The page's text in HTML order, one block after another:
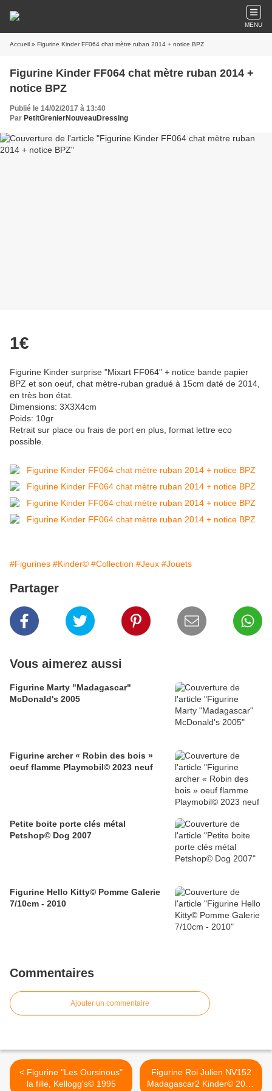
MENU
Accueil » Figurine Kinder FF064 chat mètre ruban 2014 + notice BPZ
Figurine Kinder FF064 chat mètre ruban 2014 +
notice BPZ
Publié le 14/02/2017 à 13:40
Par PetitGrenierNouveauDressing
1€
Figurine Kinder surprise "Mixart FF064" + notice bande papier
BPZ et son oeuf, chat mètre-ruban gradué à 15cm daté de 2014,
en très bon état.
Dimensions: 3X3X4cm
Poids: 10gr
Retrait sur place ou frais de port en plus, format lettre eco
possible.
#Figurines #Kinder© #Collection #Jeux #Jouets
Partager
Vous aimerez aussi
Figurine Marty "Madagascar"
McDonald's 2005
Figurine archer « Robin des bois »
oeuf flamme Playmobil© 2023 neuf
Petite boite porte clés métal
Petshop© Dog 2007
Figurine Hello Kitty© Pomme Galerie
7/10cm - 2010
Commentaires
Ajouter un commentaire
< Figurine "Les Oursinous"
la fille, Kellogg's© 1995
Figurine Roi Julien NV152
Madagascar2 Kinder© 2008